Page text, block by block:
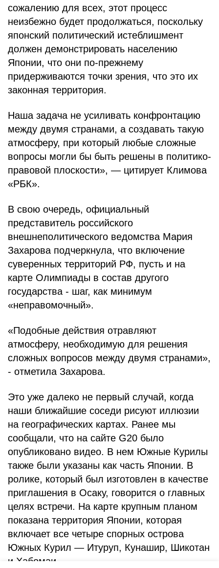
сожалению для всех, этот процесс
неизбежно будет продолжаться, поскольку
японский политический истеблишмент
должен демонстрировать населению
Японии, что они по-прежнему
придерживаются точки зрения, что это их
законная территория.
Наша задача не усиливать конфронтацию
между двумя странами, а создавать такую
атмосферу, при который любые сложные
вопросы могли бы быть решены в политико-
правовой плоскости», — цитирует Климова
«РБК».
В свою очередь, официальный
представитель российского
внешнеполитического ведомства Мария
Захарова подчеркнула, что включение
суверенных территорий РФ, пусть и на
карте Олимпиады в состав другого
государства - шаг, как минимум
«неправомочный».
«Подобные действия отравляют
атмосферу, необходимую для решения
сложных вопросов между двумя странами»,
- отметила Захарова.
Это уже далеко не первый случай, когда
наши ближайшие соседи рисуют иллюзии
на географических картах. Ранее мы
сообщали, что на сайте G20 было
опубликовано видео. В нем Южные Курилы
также были указаны как часть Японии. В
ролике, который был изготовлен в качестве
приглашения в Осаку, говорится о главных
целях встречи. На карте крупным планом
показана территория Японии, которая
включает все четыре спорных острова
Южных Курил — Итуруп, Кунашир, Шикотан
и Хабомаи.